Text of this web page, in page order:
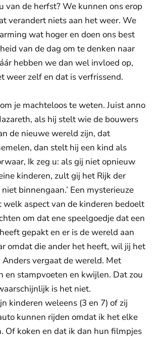
van de herfst? We kunnen ons erop
verandert niets aan het weer. We
wat hoger en doen ons best
van de dag om te denken naar
hebben we dan wel invloed op,
weer zelf en dat is verfrissend.
je machteloos te weten. Juist anno
als hij stelt wie de bouwers
de nieuwe wereld zijn, dat
dan stelt hij een kind als
Ik zeg u: als gij niet opnieuw
kinderen, zult gij het Rijk der
binnengaan.’ Een mysterieuze
welk aspect van de kinderen bedoelt
om dat ene speelgoedje dat een
gepakt en er is de wereld aan
omdat die ander het heeft, wil jij het
Anders vergaat de wereld. Met
en stampvoeten en kwijlen. Dat zou
is het niet.
kinderen weleens (3 en 7) of zij
kunnen rijden omdat ik het elke
Of koken en dat ik dan hun filmpjes